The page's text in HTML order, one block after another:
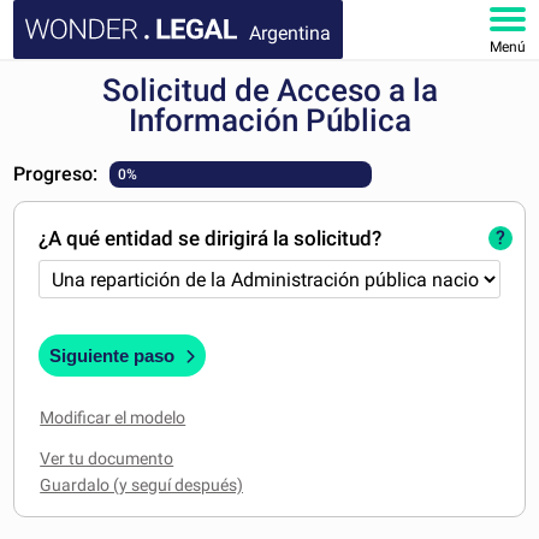
Argentina
Menú
MI CUENTA
Solicitud de Acceso a la
Información Pública
Progreso: 0%
¿A qué entidad se dirigirá la solicitud? ?
Siguiente paso
Modificar el modelo
Ver tu documento